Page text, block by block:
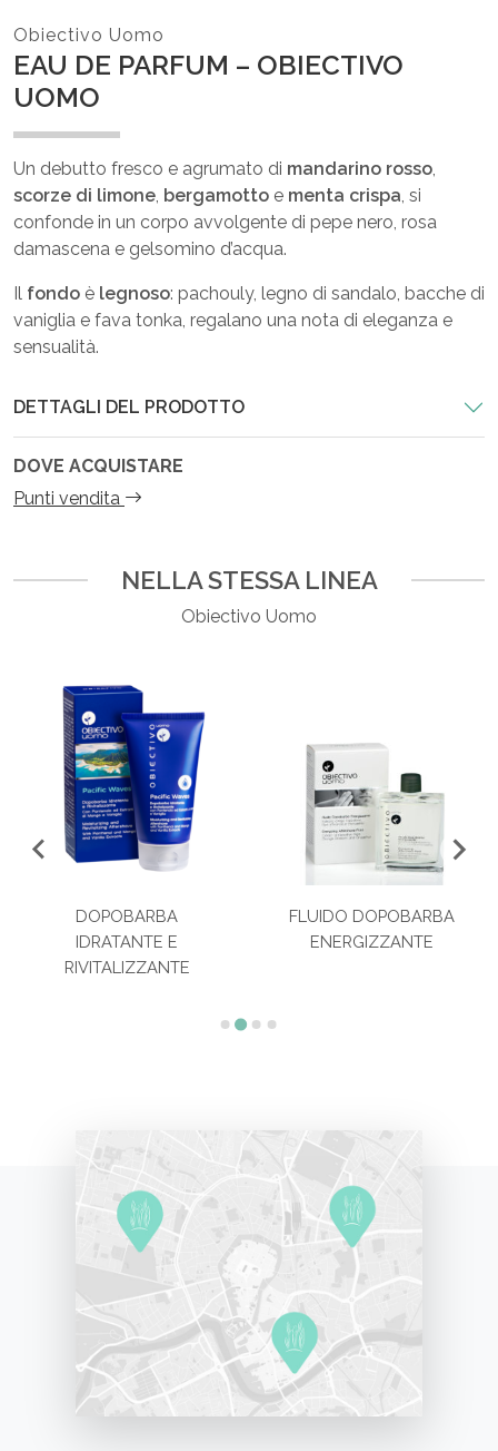
Obiectivo Uomo
EAU DE PARFUM – OBIECTIVO
UOMO
Un debutto fresco e agrumato di mandarino rosso
scorze di limone bergamotto e menta crispa , si
confonde in un corpo avvolgente di pepe nero, rosa
damascena e gelsomino d’acqua.
Il fondo è legnoso: pachouly, legno di sandalo, bacche di
vaniglia e fava tonka, regalano una nota di eleganza e
sensualità.
DETTAGLI DEL PRODOTTO
DOVE ACQUISTARE
Punti vendita
NELLA STESSA LINEA
Obiectivo Uomo
DOPOBARBA
IDRATANTE E
RIVITALIZZANTE
FLUIDO DOPOBARBA
ENERGIZZANTE